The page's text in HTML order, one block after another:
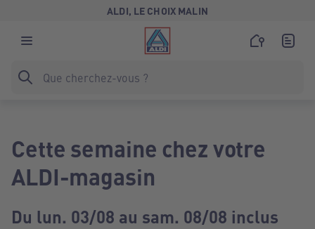
ALDI, LE CHOIX MALIN
Cette semaine chez votre
ALDI-magasin
Du lun. 03/08 au sam. 08/08 inclus